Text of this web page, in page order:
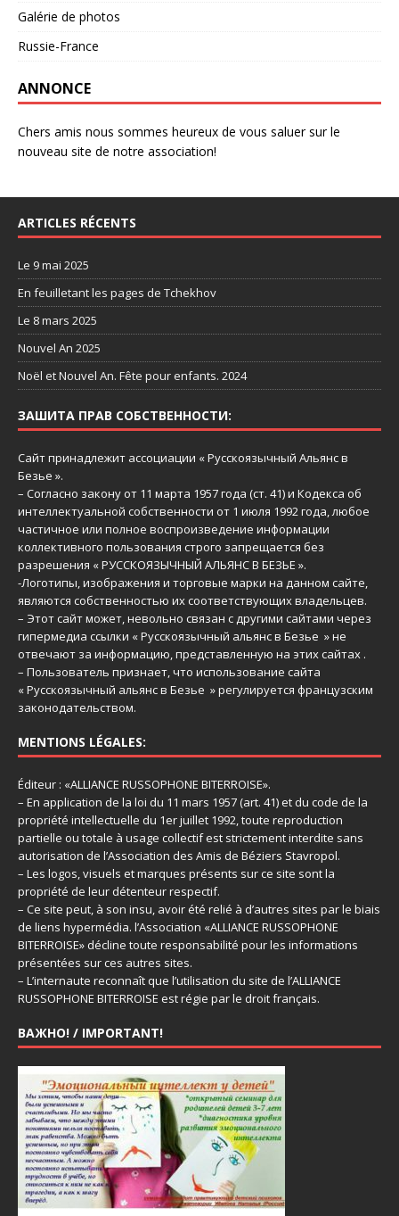
Galérie de photos
Russie-France
ANNONCE
Chers amis nous sommes heureux de vous saluer sur le
nouveau site de notre association!
ARTICLES RÉCENTS
Le 9 mai 2025
En feuilletant les pages de Tchekhov
Le 8 mars 2025
Nouvel An 2025
Noël et Nouvel An. Fête pour enfants. 2024
ЗАШИТА ПРАВ СОБСТВЕННОСТИ:
Сайт принадлежит ассоциации « Русскоязычный Aльянс в
Безье ».
– Согласно закону от 11 марта 1957 года (ст. 41) и Кодекса об
интеллектуальной собственности от 1 июля 1992 года, любое
частичное или полное воспроизведение информации
коллективного пользования строго запрещается без
разрешения « РУССКОЯЗЫЧНЫЙ АЛЬЯНС В БЕЗЬЕ ».
-Логотипы, изображения и торговые марки на данном сайте,
являются собственностью их соответствующих владельцев.
– Этот сайт может, невольно связан с другими сайтами через
гипермедиа ссылки « Русскоязычный альянс в Безье » не
отвечают за информацию, представленную на этих сайтах .
– Пользователь признает, что использование сайта
« Русскоязычный альянс в Безье » регулируется французским
законодательством.
MENTIONS LÉGALES:
Éditeur : «ALLIANCE RUSSOPHONE BITERROISE».
– En application de la loi du 11 mars 1957 (art. 41) et du code de la
propriété intellectuelle du 1er juillet 1992, toute reproduction
partielle ou totale à usage collectif est strictement interdite sans
autorisation de l’Association des Amis de Béziers Stavropol.
– Les logos, visuels et marques présents sur ce site sont la
propriété de leur détenteur respectif.
– Ce site peut, à son insu, avoir été relié à d’autres sites par le biais
de liens hypermédia. l’Association «ALLIANCE RUSSOPHONE
BITERROISE» décline toute responsabilité pour les informations
présentées sur ces autres sites.
– L’internaute reconnaît que l’utilisation du site de l’ALLIANCE
RUSSOPHONE BITERROISE est régie par le droit français.
ВАЖНО! / IMPORTANT!